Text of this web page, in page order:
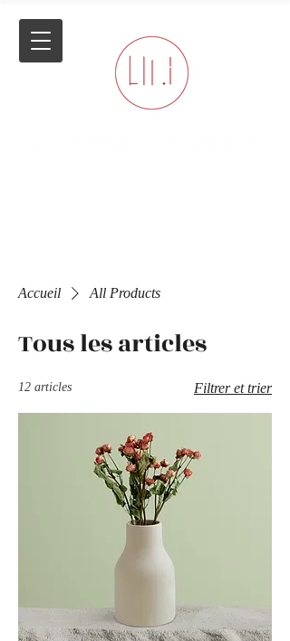
Accueil All Products
Tous les articles
12 articles Filtrer et trier